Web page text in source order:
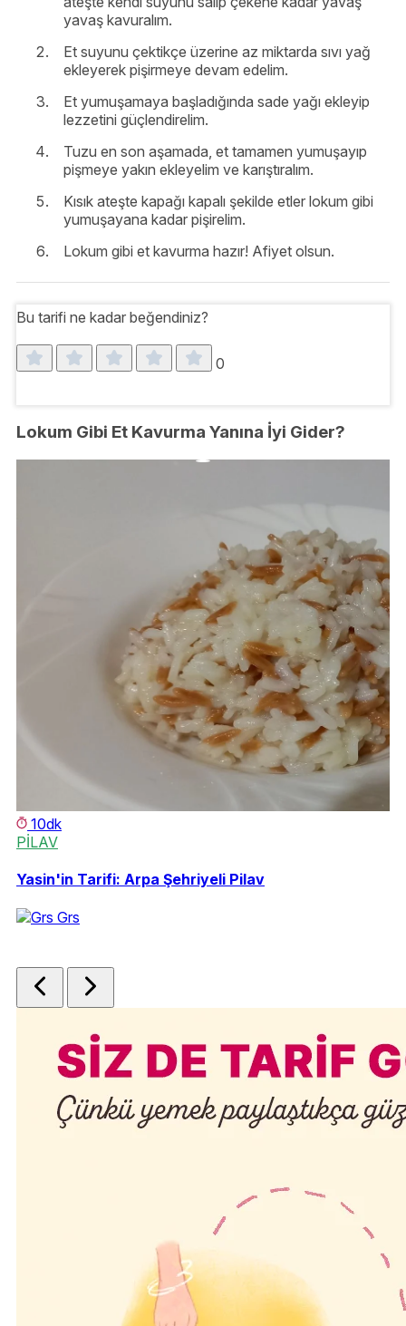
yavaş kavuralım.
Et suyunu çektikçe üzerine az miktarda sıvı yağ
ekleyerek pişirmeye devam edelim.
Et yumuşamaya başladığında sade yağı ekleyip
lezzetini güçlendirelim.
Tuzu en son aşamada, et tamamen yumuşayıp
pişmeye yakın ekleyelim ve karıştıralım.
Kısık ateşte kapağı kapalı şekilde etler lokum gibi
yumuşayana kadar pişirelim.
Lokum gibi et kavurma hazır! Afiyet olsun.
Bu tarifi ne kadar beğendiniz?
0
Lokum Gibi Et Kavurma Yanına İyi Gider?
10dk
PİLAV
Yasin'in Tarifi: Arpa Şehriyeli Pilav
Grs